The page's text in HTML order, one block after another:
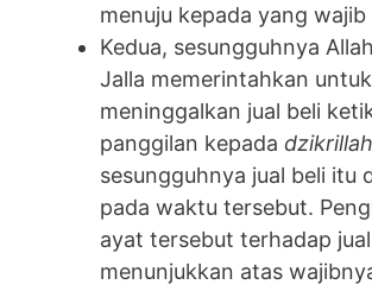
menuju kepada yang wajib
Kedua, sesungguhnya
Jalla memerintahkan untuk
meninggalkan jual beli
panggilan kepada dzikrillah
sesungguhnya jual beli itu
pada waktu tersebut.
ayat tersebut terhadap
menunjukkan atas